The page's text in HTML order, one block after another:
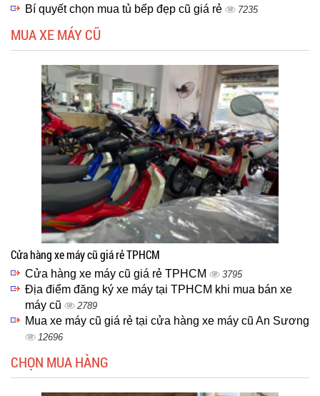
Bí quyết chọn mua tủ bếp đẹp cũ giá rẻ 7235
MUA XE MÁY CŨ
Cửa hàng xe máy cũ giá rẻ TPHCM
Cửa hàng xe máy cũ giá rẻ TPHCM 3795
Địa điểm đăng ký xe máy tại TPHCM khi mua bán xe
máy cũ
2789
Mua xe máy cũ giá rẻ tại cửa hàng xe máy cũ An Sương
12696
CHỌN MUA HÀNG